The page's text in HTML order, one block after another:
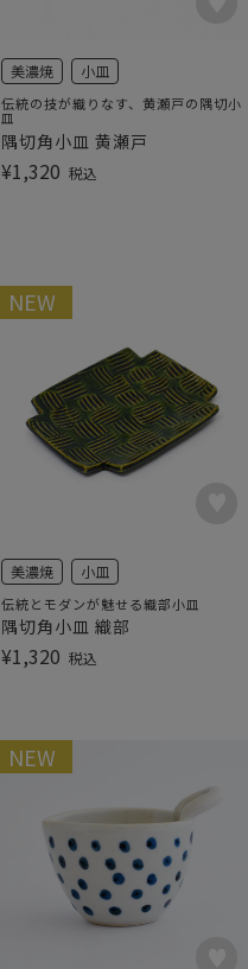
美濃焼 小皿
伝統の技が織りなす、黄瀬戸の隅切小
皿
隅切角小皿 黄瀬戸
¥1,320 税込
NEW
美濃焼 小皿
伝統とモダンが魅せる織部小皿
隅切角小皿 織部
¥1,320 税込
NEW